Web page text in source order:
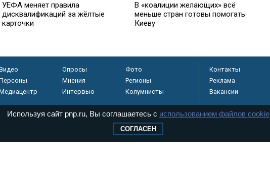
УЕФА меняет правила
дисквалификаций за жёлтые
карточки
В «коалиции желающих» всё
меньше стран готовы помогать
Киеву
Опросы
Фото
Мнения
Регионы
Интервью Колумнисты
Контакты
Реклама
Вакансии
технологий и
Используя сайт pnp.ru, Вы соглашаетесь с использованием файлов cookie
СОГЛАСЕН